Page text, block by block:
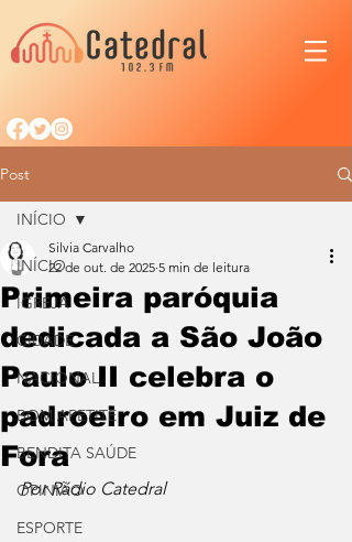
Post
INÍCIO
IGREJA
CIDADE
NACIONAL
BOM APETITE
BENDITA SAÚDE
OPINIÃO
ESPORTE
INÍCIO
Primeira paróquia
dedicada a São João
Paulo II celebra o
padroeiro em Juiz de
Fora
Silvia Carvalho
22 de out. de 2025 5 min de leitura
Por Rádio Catedral